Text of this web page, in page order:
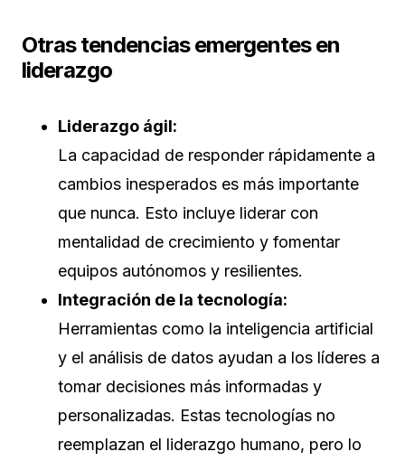
Otras tendencias emergentes en
liderazgo
Liderazgo ágil:
La capacidad de responder rápidamente a
cambios inesperados es más importante
que nunca. Esto incluye liderar con
mentalidad de crecimiento y fomentar
equipos autónomos y resilientes.
Integración de la tecnología:
Herramientas como la inteligencia artificial
y el análisis de datos ayudan a los líderes a
tomar decisiones más informadas y
personalizadas. Estas tecnologías no
reemplazan el liderazgo humano, pero lo